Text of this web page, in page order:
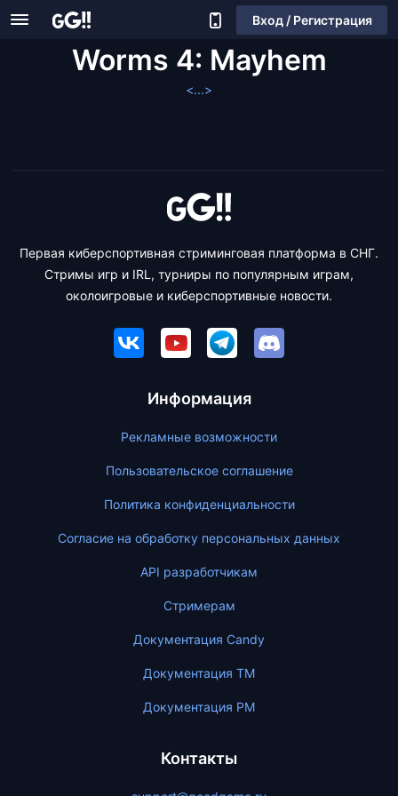
Вход / Регистрация
Worms 4: Mayhem
<...>
Первая киберспортивная стриминговая платформа в СНГ.
Стримы игр и IRL, турниры по популярным играм,
околоигровые и киберспортивные новости.
Информация
Рекламные возможности
Пользовательское соглашение
Политика конфиденциальности
Согласие на обработку персональных данных
API разработчикам
Стримерам
Документация Candy
Документация ТМ
Документация PM
Контакты